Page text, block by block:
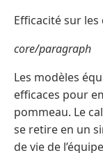
Efficacité sur
core/paragraph
Les modèles
efficaces pour
pommeau. Le
se retire en un
de vie de